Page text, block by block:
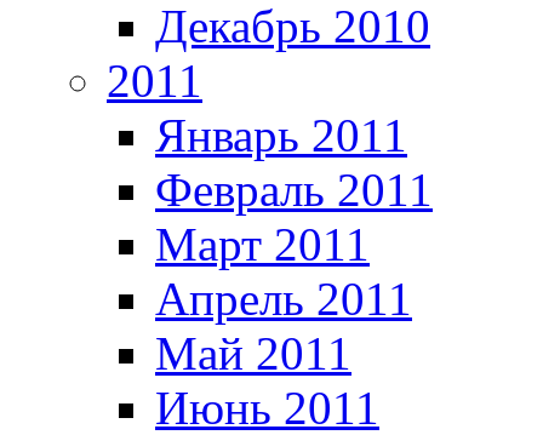
Декабрь 2010
2011
Январь 2011
Февраль 2011
Март 2011
Апрель 2011
Май 2011
Июнь 2011